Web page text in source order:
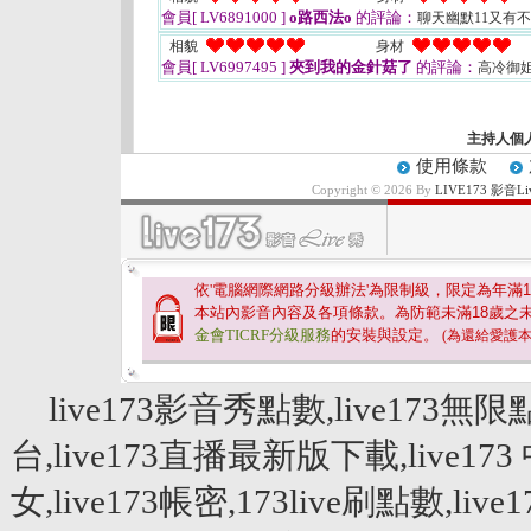
會員[ LV6891000 ] o路西法o 的評論： 聊天幽默11又有
相貌
身材
會員[ LV6997495 ] 夾到我的金針菇了 的評論： 高冷御
主持人個
使用條款
Copyright © 2026 By LIVE173 影音
依'電腦網際網路分級辦法'為限制級，限定為年滿
本站內影音內容及各項條款。為防範未滿18歲之
金會TICRF分級服務的安裝與設定。 (為還給愛護
live173影音秀點數,live173無限
台,live173直播最新版下載,live173
女,live173帳密,173live刷點數